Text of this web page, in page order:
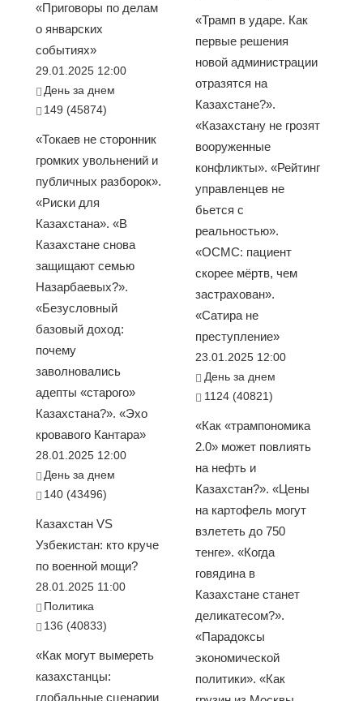
«Приговоры по делам
о январских
событиях»
29.01.2025 12:00
День за днем
149 (45874)
«Токаев не сторонник
громких увольнений и
публичных разборок».
«Риски для
Казахстана». «В
Казахстане снова
защищают семью
Назарбаевых?».
«Безусловный
базовый доход:
почему
заволновались
адепты «старого»
Казахстана?». «Эхо
кровавого Кантара»
28.01.2025 12:00
День за днем
140 (43496)
Казахстан VS
Узбекистан: кто круче
по военной мощи?
28.01.2025 11:00
Политика
136 (40833)
«Как могут вымереть
казахстанцы:
глобальные сценарии
«Трамп в ударе. Как
первые решения
новой администрации
отразятся на
Казахстане?».
«Казахстану не грозят
вооруженные
конфликты». «Рейтинг
управленцев не
бьется с
реальностью».
«ОСМС: пациент
скорее мёртв, чем
застрахован».
«Сатира не
преступление»
23.01.2025 12:00
День за днем
1124 (40821)
«Как «трампономика
2.0» может повлиять
на нефть и
Казахстан?». «Цены
на картофель могут
взлететь до 750
тенге». «Когда
говядина в
Казахстане станет
деликатесом?».
«Парадоксы
экономической
политики». «Как